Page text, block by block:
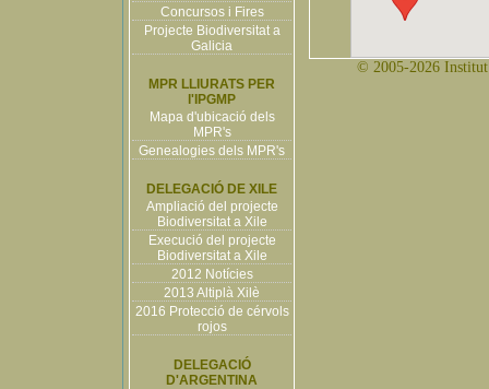
Concursos i Fires
Projecte Biodiversitat a
Galicia
MPR LLIURATS PER
l'IPGMP
Mapa d'ubicació dels
MPR's
Genealogies dels MPR's
DELEGACIÓ DE XILE
Ampliació del projecte
Biodiversitat a Xile
Execució del projecte
Biodiversitat a Xile
2012 Notícies
2013 Altiplà Xilè
2016 Protecció de cérvols
rojos
DELEGACIÓ
D'ARGENTINA
© 2005-2026 Institut